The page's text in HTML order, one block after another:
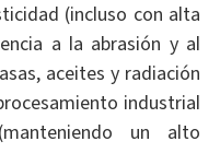
(incluso con alta
a la abrasión y al
aceites y radiación
industrial
un alto